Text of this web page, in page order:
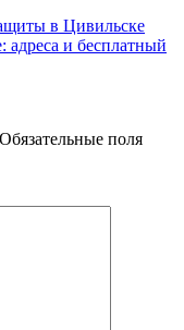
в Цивильске
и бесплатный
Обязательные поля